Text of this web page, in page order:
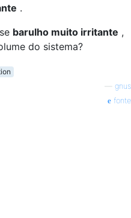
.
barulho muito irritante ,
do sistema?
gnus
fonte